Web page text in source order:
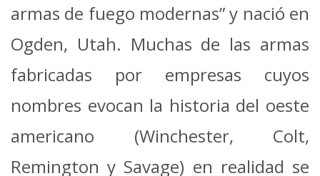
armas de fuego modernas” y nació en
Ogden, Utah. Muchas de las armas
fabricadas por empresas cuyos
nombres evocan la historia del oeste
americano (Winchester, Colt,
Remington y Savage) en realidad se